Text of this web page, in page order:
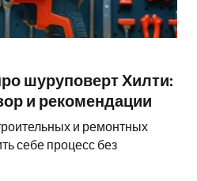
шуруповерт Хилти:
и рекомендации
и ремонтных
себе процесс без